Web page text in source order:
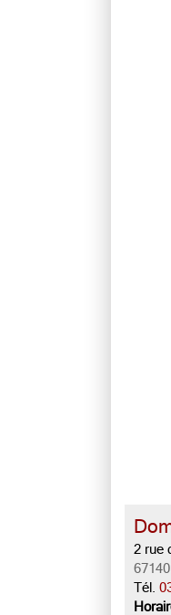
2 rue
Tél.